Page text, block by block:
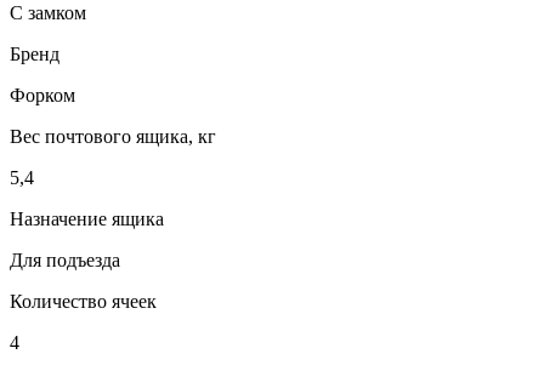
С замком
Бренд
Форком
Вес почтового ящика, кг
5,4
Назначение ящика
Для подъезда
Количество ячеек
4